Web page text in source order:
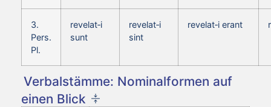
3.
Pers.
Pl.
revelat‑i
sunt
revelat‑i
sint
revelat‑i erant
Verbalstämme: Nominalformen auf
einen Blick